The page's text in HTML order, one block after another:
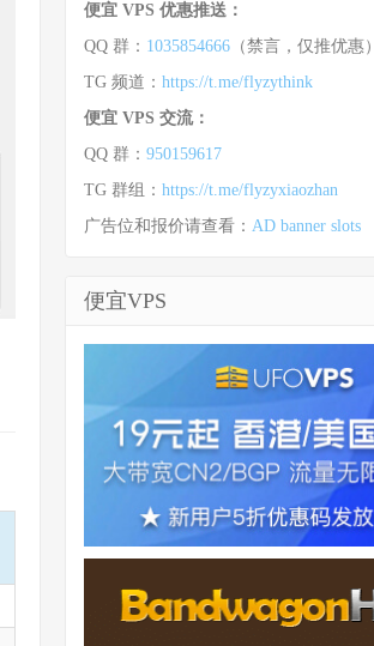
便宜 VPS 优惠推送：
QQ 群： 1035854666 （禁言，仅推优惠）
TG 频道： https://t.me/flyzythink
便宜 VPS 交流：
QQ 群： 950159617
TG 群组： https://t.me/flyzyxiaozhan
广告位和报价请查看： AD banner slots
便宜VPS